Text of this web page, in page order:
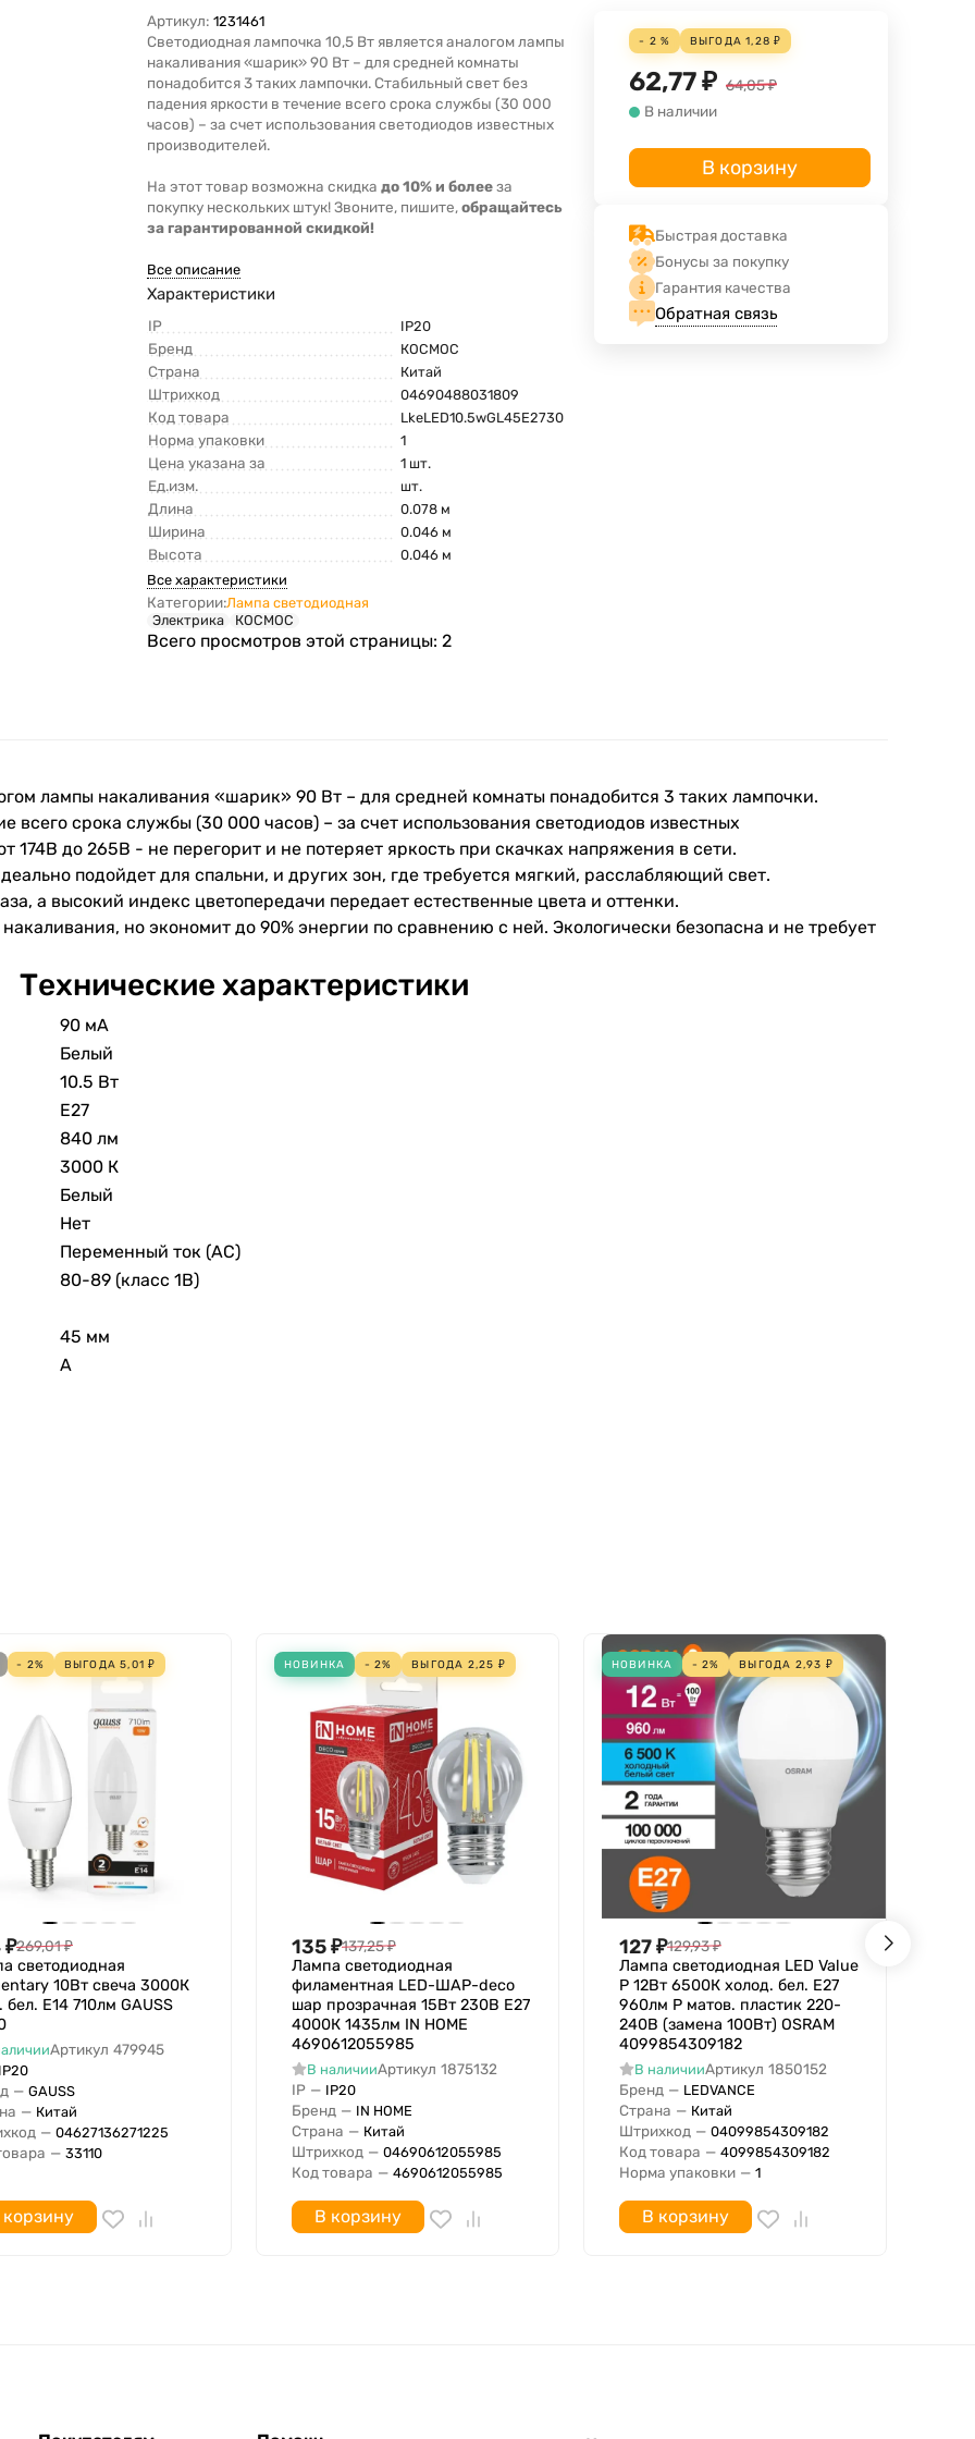
Артикул: 1231461
Светодиодная лампочка 10,5 Вт является аналогом лампы
накаливания «шарик» 90 Вт – для средней комнаты
понадобится 3 таких лампочки. Стабильный свет без
падения яркости в течение всего срока службы (30 000
часов) – за счет использования светодиодов известных
производителей.
На этот товар возможна скидкадо 10% и болееза
покупку нескольких штук! Звоните, пишите,обращайтесь
за гарантированной скидкой!
Все описание
Характеристики
IP IP20
Бренд КОСМОС
Страна Китай
Штрихкод 04690488031809
Код товара LkeLED10.5wGL45E2730
Норма упаковки 1
Цена указана за 1 шт.
Ед.изм. шт.
Длина 0.078 м
Ширина 0.046 м
Высота
0.046 м
Все характеристики
Категории:Лампа светодиодная
Электрика
КОСМОС
Всего просмотров этой страницы:2
- 2 % ВЫГОДА1,28 ₽
62,77₽ 64,05₽
В наличии
В корзину
Быстрая доставка
Бонусы за покупку
Гарантия качества
Обратная связь
лампы накаливания «шарик» 90 Вт – для средней комнаты понадобится 3 таких лампочки.
всего срока службы (30 000 часов) – за счет использования светодиодов известных
174В до 265В - не перегорит и не потеряет яркость при скачках напряжения в сети.
подойдет для спальни, и других зон, где требуется мягкий, расслабляющий свет.
а высокий индекс цветопередачи передает естественные цвета и оттенки.
но экономит до 90% энергии по сравнению с ней. Экологически безопасна и не требует
Технические характеристики
90 мА
Белый
10.5 Вт
E27
840 лм
3000 К
Белый
Нет
Переменный ток (AC)
80-89 (класс 1В)
45 мм
A
220 В
240 В
IP20
Матовый (-ая)
30000 ч
.083 мА
.083 мА
10.5 Вт
10.5 Вт
840 лм
- 2% ВЫГОДА5,01 ₽
₽269,01₽
светодиодная
10Вт свеча 3000К
бел. E14 710лм GAUSS
Артикул 479945
IP20
— GAUSS
— Китай
— 04627136271225
— 33110
НОВИНКА - 2% ВЫГОДА 2,25 ₽
135₽137,25₽
Лампа светодиодная
филаментная LED-ШАР-deco
шар прозрачная 15Вт 230В E27
4000К 1435лм IN HOME
4690612055985
В наличииАртикул 1875132
IP — IP20
Бренд — IN HOME
Страна — Китай
Штрихкод — 04690612055985
Код товара — 4690612055985
В корзину
НОВИНКА - 2% ВЫГОДА 2,93 ₽
127₽129,93₽
Лампа светодиодная LED Value
P 12Вт 6500К холод. бел. E27
960лм P матов. пластик 220-
240В (замена 100Вт) OSRAM
4099854309182
В наличииАртикул 1850152
Бренд — LEDVANCE
Страна — Китай
Штрихкод — 04099854309182
Код товара — 4099854309182
Норма упаковки — 1
В корзину